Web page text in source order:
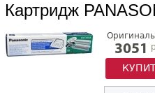
Картридж
3051